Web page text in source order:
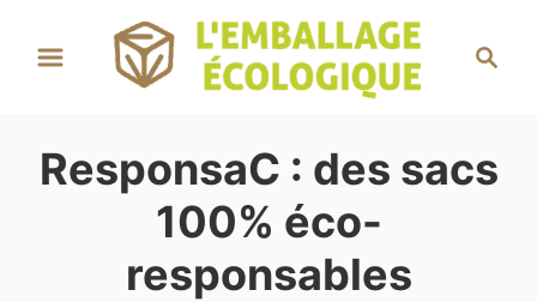
c
ResponsaC : des sacs
100% éco-
responsables